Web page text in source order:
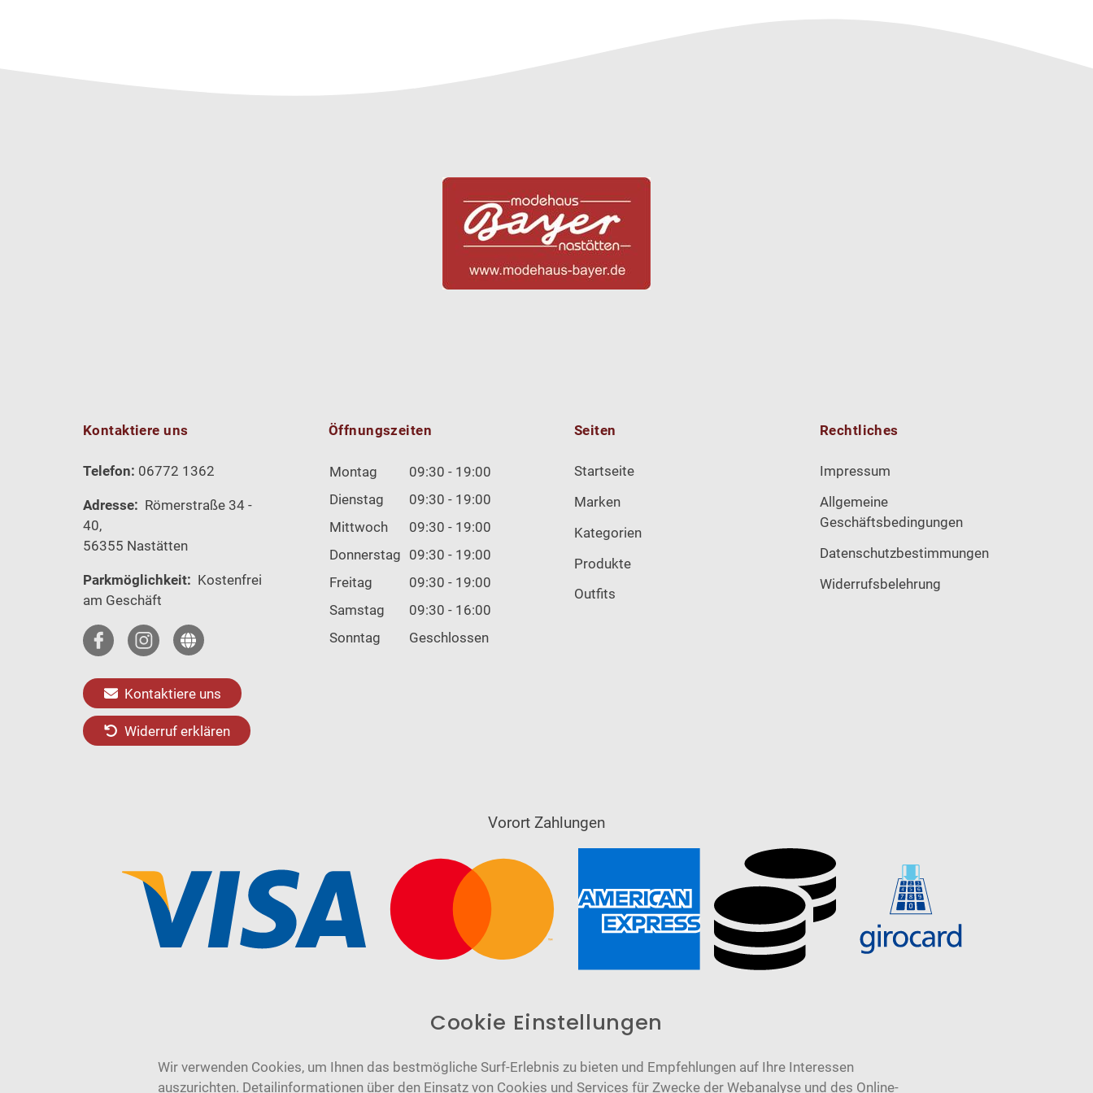
Kontaktiere uns
Telefon: 06772 1362
Adresse: Römerstraße 34 -
40,
56355 Nastätten
Parkmöglichkeit: Kostenfrei
am Geschäft
Kontaktiere uns
Widerruf erklären
Öffnungszeiten
Montag
09:30 - 19:00
Dienstag
09:30 - 19:00
Mittwoch
09:30 - 19:00
Donnerstag 09:30 - 19:00
Freitag
09:30 - 19:00
Samstag
09:30 - 16:00
Sonntag
Geschlossen
Seiten
Startseite
Marken
Kategorien
Produkte
Outfits
Rechtliches
Impressum
Allgemeine
Geschäftsbedingungen
Datenschutzbestimmungen
Widerrufsbelehrung
Vorort Zahlungen
Cookie Einstellungen
Wir verwenden Cookies, um Ihnen das bestmögliche Surf-Erlebnis zu bieten und Empfehlungen auf Ihre Interessen
auszurichten. Detailinformationen über den Einsatz von Cookies und Services für Zwecke der Webanalyse und des Online-